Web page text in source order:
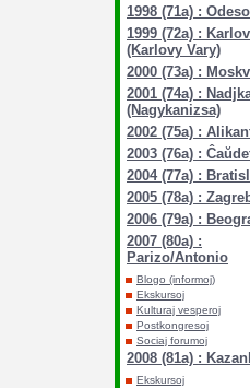
1998 (71a) : Odeso
1999 (72a) :
(Karlovy Vary)
2000 (73a) :
2001 (74a) :
(Nagykanizsa)
2002 (75a) :
2003 (76a) :
2004 (77a) :
2005 (78a) :
2006 (79a) :
2007 (80a) :
Parizo/Antonio
Blogo (informoj)
Ekskursoj
Kulturaj vesperoj
Postkongresoj
Sociaj forumoj
2008 (81a) :
Ekskursoj